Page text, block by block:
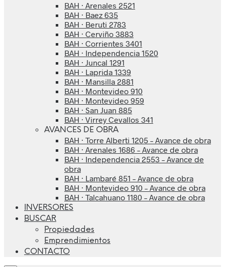
BAH · Arenales 2521
BAH · Baez 635
BAH · Beruti 2783
BAH · Cerviño 3883
BAH · Corrientes 3401
BAH · Independencia 1520
BAH · Juncal 1291
BAH · Laprida 1339
BAH · Mansilla 2881
BAH · Montevideo 910
BAH · Montevideo 959
BAH · San Juan 885
BAH · Virrey Cevallos 341
AVANCES DE OBRA
BAH · Torre Alberti 1205 – Avance de obra
BAH · Arenales 1686 – Avance de obra
BAH · Independencia 2553 – Avance de
obra
BAH · Lambaré 851 – Avance de obra
BAH · Montevideo 910 – Avance de obra
BAH · Talcahuano 1180 – Avance de obra
INVERSORES
BUSCAR
Propiedades
Emprendimientos
CONTACTO